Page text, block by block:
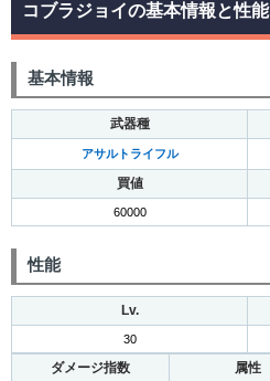
コブラジョイの基本情報と性能
基本情報
武器種
アサルトライフル
買値
60000
性能
Lv.
30
ダメージ指数 属性